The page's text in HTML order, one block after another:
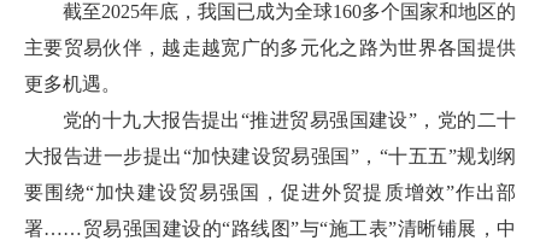
截至2025年底，我国已成为全球160多个国家和地区的
主要贸易伙伴，越走越宽广的多元化之路为世界各国提供
更多机遇。
党的十九大报告提出“推进贸易强国建设”，党的二十
大报告进一步提出“加快建设贸易强国”，“十五五”规划纲
要围绕“加快建设贸易强国，促进外贸提质增效”作出部
署……贸易强国建设的“路线图”与“施工表”清晰铺展，中